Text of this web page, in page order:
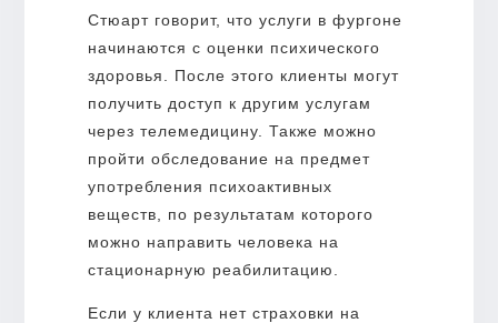
Стюарт говорит, что услуги в фургоне
начинаются с оценки психического
здоровья. После этого клиенты могут
получить доступ к другим услугам
через телемедицину. Также можно
пройти обследование на предмет
употребления психоактивных
веществ, по результатам которого
можно направить человека на
стационарную реабилитацию.
Если у клиента нет страховки на